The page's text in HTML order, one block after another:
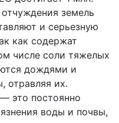
земель
и серьезную
как содержат
числе соли тяжелых
дождями и
отравляя их.
это постоянно
воды и почвы,